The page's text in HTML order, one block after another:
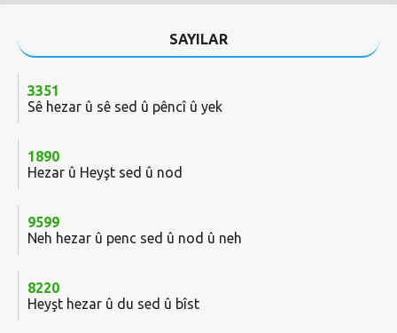
SAYILAR
3351
Sê hezar û sê sed û pêncî û yek
1890
Hezar û Heyşt sed û nod
9599
Neh hezar û penc sed û nod û neh
8220
Heyşt hezar û du sed û bîst